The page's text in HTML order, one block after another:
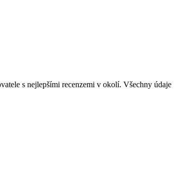
s nejlepšími recenzemi v okolí. Všechny údaje